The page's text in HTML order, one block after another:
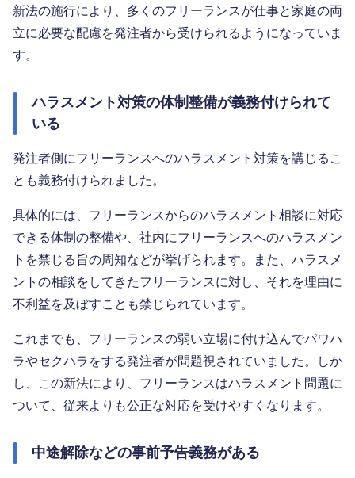
新法の施行により、多くのフリーランスが仕事と家庭の両
立に必要な配慮を発注者から受けられるようになっていま
す。
ハラスメント対策の体制整備が義務付けられて
いる
発注者側にフリーランスへのハラスメント対策を講じるこ
とも義務付けられました。
具体的には、フリーランスからのハラスメント相談に対応
できる体制の整備や、社内にフリーランスへのハラスメン
トを禁じる旨の周知などが挙げられます。また、ハラスメ
ントの相談をしてきたフリーランスに対し、それを理由に
不利益を及ぼすことも禁じられています。
これまでも、フリーランスの弱い立場に付け込んでパワハ
ラやセクハラをする発注者が問題視されていました。しか
し、この新法により、フリーランスはハラスメント問題に
ついて、従来よりも公正な対応を受けやすくなります。
中途解除などの事前予告義務がある